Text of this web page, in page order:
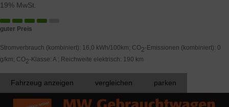
19% MwSt.
guter Preis
Stromverbrauch (kombiniert): 16,0 kWh/100km; CO2-Emissionen (kombiniert): 0
g/km; CO2-Klasse: A ; Reichweite elektrisch: 190 km
Fahrzeug anzeigen vergleichen parken